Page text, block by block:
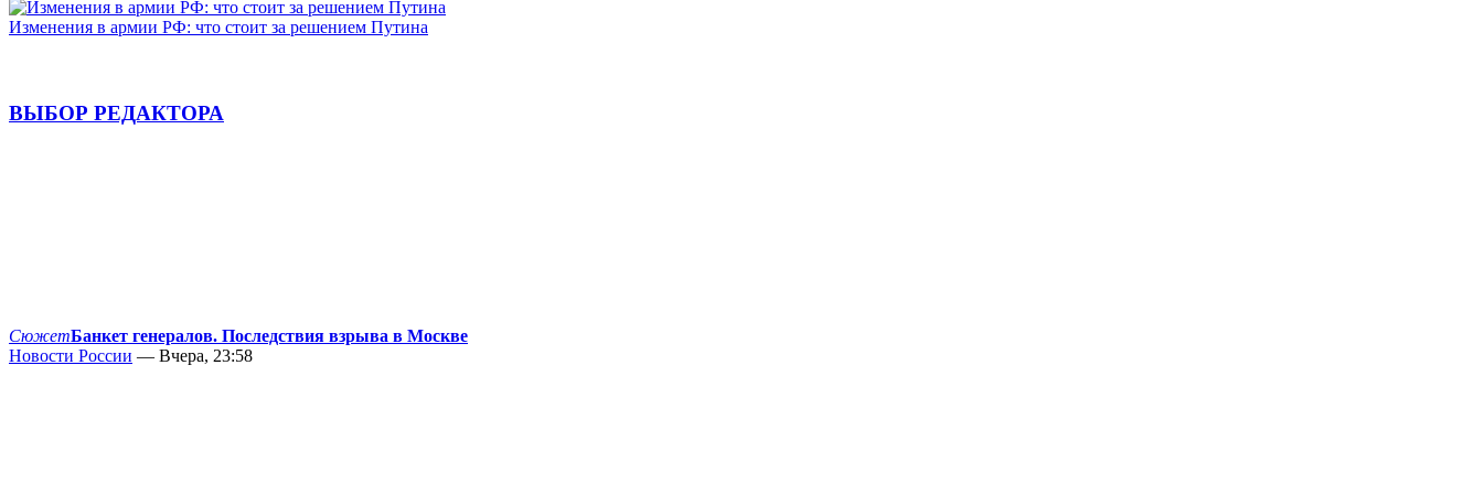
Изменения в армии РФ: что стоит за решением Путина
ВЫБОР РЕДАКТОРА
СюжетБанкет генералов. Последствия взрыва в Москве
Новости России — Вчера, 23:58